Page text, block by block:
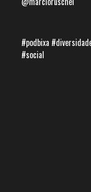
#podbixa
#social